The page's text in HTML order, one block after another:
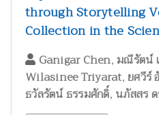
through Storytelling
Collection in the
Ganigar Chen, มณีรัตน์
Wilasinee Triyarat, ยศวีร์
ธวัลรัตน์ ธรรมศักดิ์, นภัสสร